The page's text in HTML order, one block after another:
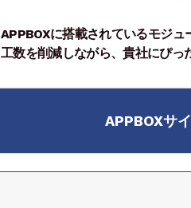
APPBOXに搭載されているモジュ
工数を削減しながら、貴社にぴっ
APPBOXサ